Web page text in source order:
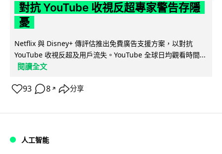
對抗 YouTube 收視反超專家警告存隱
憂
Netflix 與 Disney+ 傳評估推出免費廣告支援方案，以對抗
YouTube 收視反超及用戶流失。YouTube 全球日均觀看時間...
閱讀全文
93 8 ↗ 分享
人工智能